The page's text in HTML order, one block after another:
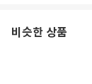
비슷한 상품